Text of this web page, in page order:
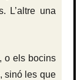
L’altre una
o els bocins
sinó les que